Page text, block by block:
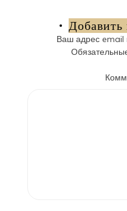
записям
Ваш адрес email